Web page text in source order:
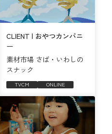
CLIENT | おやつカンパニ
ー
素材市場 さば・いわしの
スナック
TVCM ONLINE